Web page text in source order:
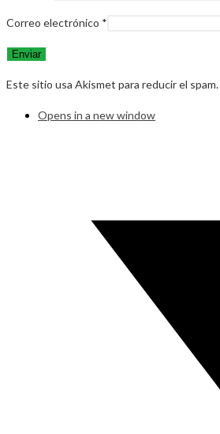
Correo electrónico *
Este sitio usa Akismet para reducir el spam.
Opens in a new window